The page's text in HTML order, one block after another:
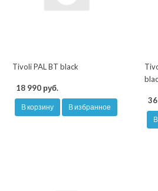
Tivoli PAL BT black
18 990 руб.
В корзину В избранное